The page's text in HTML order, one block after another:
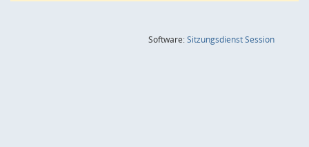
Software:SitzungsdienstSession(Wird in